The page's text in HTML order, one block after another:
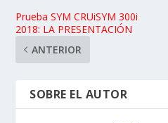
Prueba SYM CRUiSYM 300i
2018: LA PRESENTACIÓN
ANTERIOR
SOBRE EL AUTOR